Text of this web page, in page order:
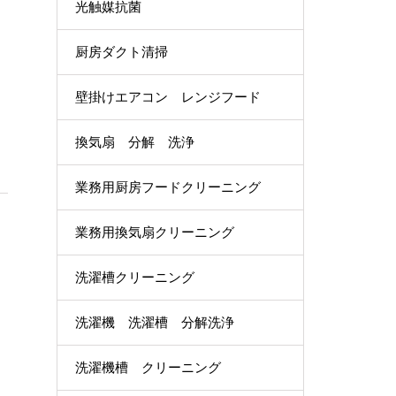
光触媒抗菌
厨房ダクト清掃
壁掛けエアコン レンジフード
換気扇 分解 洗浄
業務用厨房フードクリーニング
業務用換気扇クリーニング
洗濯槽クリーニング
洗濯機 洗濯槽 分解洗浄
洗濯機槽 クリーニング